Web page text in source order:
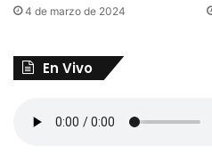
4 de marzo de 2024
En Vivo